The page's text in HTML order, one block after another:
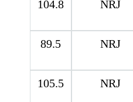
104.8 NRJ
89.5
NRJ
105.5
NRJ